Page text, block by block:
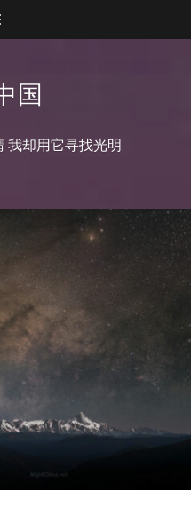
国
我却用它寻找光明